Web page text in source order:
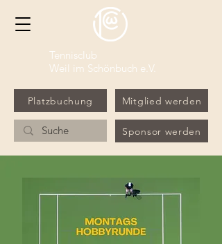
Tennisclub
Weil im Schönbuch e.V.
Platzbuchung Mitglied werden
Sponsor werden